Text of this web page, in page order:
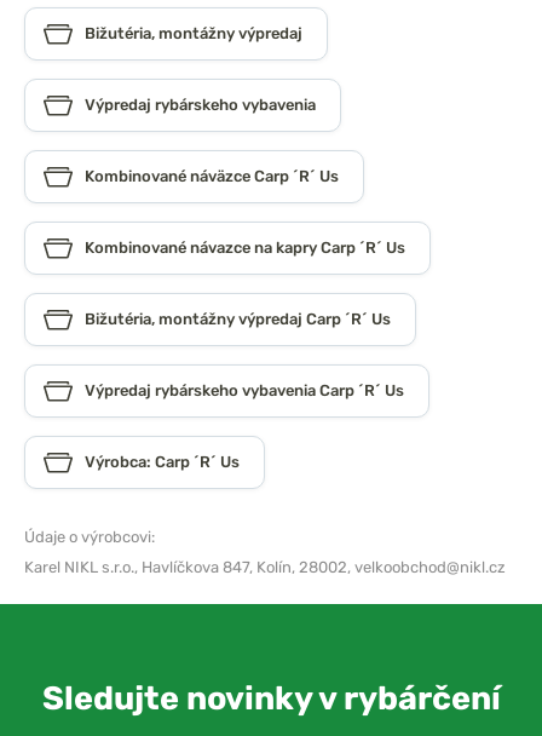
Bižutéria, montážny výpredaj
Výpredaj rybárskeho vybavenia
Kombinované náväzce Carp ´R´ Us
Kombinované návazce na kapry Carp ´R´ Us
Bižutéria, montážny výpredaj Carp ´R´ Us
Výpredaj rybárskeho vybavenia Carp ´R´ Us
Výrobca: Carp ´R´ Us
Údaje o výrobcovi:
Karel NIKL s.r.o., Havlíčkova 847, Kolín, 28002, velkoobchod@nikl.cz
Sledujte novinky v rybárčení